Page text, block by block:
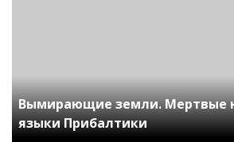
Вымирающие земли. Мертвые
языки Прибалтики